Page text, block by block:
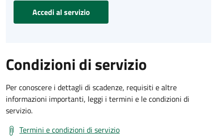
Accedi al servizio
Condizioni di servizio
Per conoscere i dettagli di scadenze, requisiti e altre
informazioni importanti, leggi i termini e le condizioni di
servizio.
Termini e condizioni di servizio